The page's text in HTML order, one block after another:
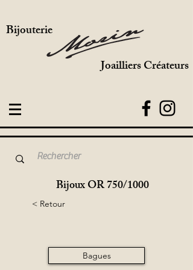
Bijouterie
Joailliers Créateurs
Bijoux OR 750/1000
< Retour
Bagues